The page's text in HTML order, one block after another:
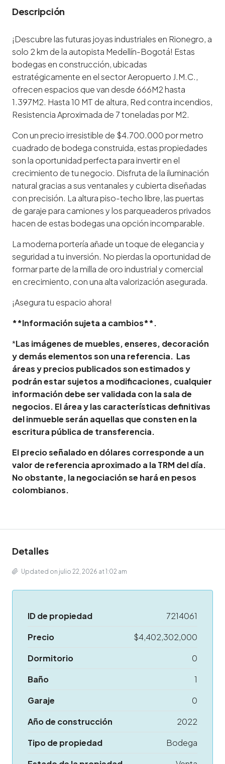
Descripción
¡Descubre las futuras joyas industriales en Rionegro, a
solo 2 km de la autopista Medellín-Bogotá! Estas
bodegas en construcción, ubicadas
estratégicamente en el sector Aeropuerto J.M.C.,
ofrecen espacios que van desde 666M2 hasta
1.397M2. Hasta 10 MT de altura, Red contra incendios,
Resistencia Aproximada de 7 toneladas por M2.
Con un precio irresistible de $4.700.000 por metro
cuadrado de bodega construida, estas propiedades
son la oportunidad perfecta para invertir en el
crecimiento de tu negocio. Disfruta de la iluminación
natural gracias a sus ventanales y cubierta diseñadas
con precisión. La altura piso-techo libre, las puertas
de garaje para camiones y los parqueaderos privados
hacen de estas bodegas una opción incomparable.
La moderna portería añade un toque de elegancia y
seguridad a tu inversión. No pierdas la oportunidad de
formar parte de la milla de oro industrial y comercial
en crecimiento, con una alta valorización asegurada.
¡Asegura tu espacio ahora!
**Información sujeta a cambios**.
*Las imágenes de muebles, enseres, decoración
y demás elementos son una referencia. Las
áreas y precios publicados son estimados y
podrán estar sujetos a modificaciones, cualquier
información debe ser validada con la sala de
negocios. El área y las características definitivas
del inmueble serán aquellas que consten en la
escritura pública de transferencia.
El precio señalado en dólares corresponde a un
valor de referencia aproximado a la TRM del día.
No obstante, la negociación se hará en pesos
colombianos.
Detalles
Updated on julio 22, 2026 at 1:02 am
ID de propiedad
7214061
Precio
$4,402,302,000
Dormitorio
0
Baño
1
Garaje
0
Año de construcción
2022
Tipo de propiedad
Bodega